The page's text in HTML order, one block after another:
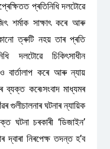
প্ৰতিনিধি দলটোৱে
শৰ্মাক সাক্ষাৎ কৰে আৰু
ত্ৰুটি নহয় তাৰ প্ৰতি
দলটোৱে চিকিৎসাধীন
বাৰ্তালাপ কৰে আৰু ন্যায়
ব্যক্ত কৰে৷সংবাদ মাধ্যমৰ
ঘটনাৰ ন্যায়িক
চৰকাৰী ‘ডিজাইন’
দ্বাৰা নিৰপেক্ষ তদন্ত হ’ব